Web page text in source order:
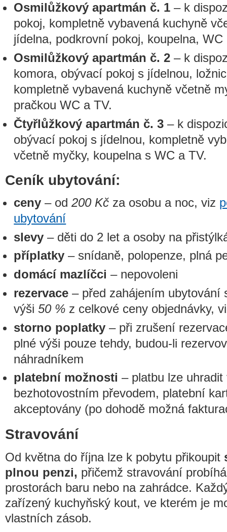
Osmilůžkový apartmán č. 1 – k
pokoj, kompletně vybavená kuchyně
jídelna, podkrovní pokoj, koupelna, WC
Osmilůžkový apartmán č. 2 – k
komora, obývací pokoj s jídelnou,
kompletně vybavená kuchyně včetně
pračkou WC a TV.
Čtyřlůžkový apartmán č. 3 – k
obývací pokoj s jídelnou, kompletně
včetně myčky, koupelna s WC a TV.
Ceník ubytování:
ceny – od200 Kč za osobu a noc, viz
ubytování
slevy – děti do 2 let a osoby na
příplatky – snídaně, polopenze, plná
domácí mazlíčci – nepovoleni
rezervace – před zahájením ubytování
výši50 % z celkové ceny objednávky,
storno poplatky – při zrušení
plné výši pouze tehdy, budou-li
náhradníkem
platební možnosti – platbu lze
bezhotovostním převodem, platební
akceptovány (po dohodě možná
Stravování
Od května do října lze k pobytu přikoupit
plnou penzi, přičemž stravování
prostorách baru nebo na zahrádce.
zařízený kuchyňský kout, ve kterém je
vlastních zásob.